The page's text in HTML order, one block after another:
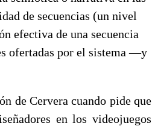
de secuencias (un nivel
efectiva de una secuencia
ofertadas por el sistema —y
de Cervera cuando pide que
en los videojuegos